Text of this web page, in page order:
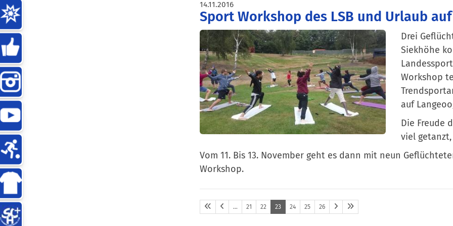
14.11.2016
Sport Workshop des LSB und Urlaub
Drei
Siekhöhe
Workshop
auf
Die Freude
viel
Vom 11. Bis 13. November geht es dann mit neun
Workshop.
… 21 22 23 24 25 26